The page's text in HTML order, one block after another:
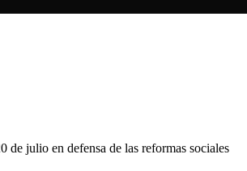
de julio en defensa de las reformas sociales